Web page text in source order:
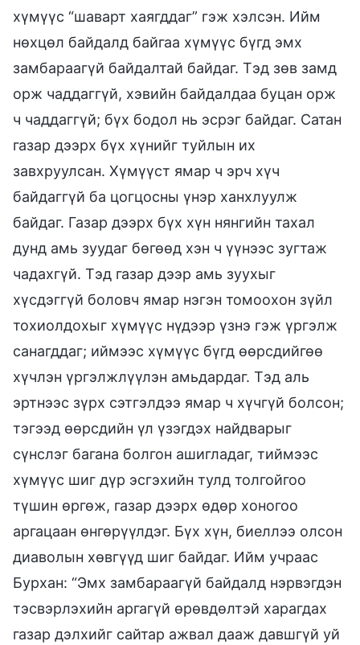
хүмүүс “шаварт хаягддаг” гэж хэлсэн. Ийм
нөхцөл байдалд байгаа хүмүүс бүгд эмх
замбараагүй байдалтай байдаг. Тэд зөв замд
орж чаддаггүй, хэвийн байдалдаа буцан орж
ч чаддаггүй; бүх бодол нь эсрэг байдаг. Сатан
газар дээрх бүх хүнийг туйлын их
завхруулсан. Хүмүүст ямар ч эрч хүч
байдаггүй ба цогцосны үнэр ханхлуулж
байдаг. Газар дээрх бүх хүн нянгийн тахал
дунд амь зуудаг бөгөөд хэн ч үүнээс зугтаж
чадахгүй. Тэд газар дээр амь зуухыг
хүсдэггүй боловч ямар нэгэн томоохон зүйл
тохиолдохыг хүмүүс нүдээр үзнэ гэж үргэлж
санагддаг; иймээс хүмүүс бүгд өөрсдийгөө
хүчлэн үргэлжлүүлэн амьдардаг. Тэд аль
эртнээс зүрх сэтгэлдээ ямар ч хүчгүй болсон;
тэгээд өөрсдийн үл үзэгдэх найдварыг
сүнслэг багана болгон ашигладаг, тиймээс
хүмүүс шиг дүр эсгэхийн тулд толгойгоо
түшин өргөж, газар дээрх өдөр хоногоо
аргацаан өнгөрүүлдэг. Бүх хүн, биеллээ олсон
диаволын хөвгүүд шиг байдаг. Ийм учраас
Бурхан: “Эмх замбараагүй байдалд нэрвэгдэн
тэсвэрлэхийн аргагүй өрөвдөлтэй харагдах
газар дэлхийг сайтар ажвал дааж давшгүй уй